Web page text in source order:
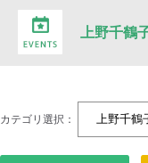
上野千鶴
カテゴリ選択：